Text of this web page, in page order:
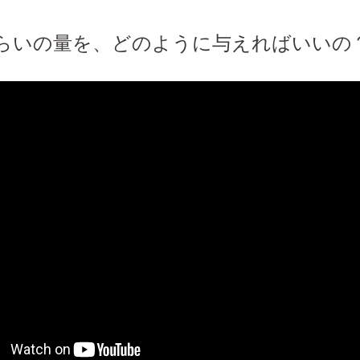
いの量を、どのように与えればいいの